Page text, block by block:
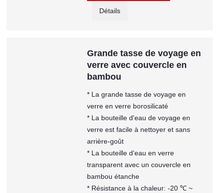
Détails
Grande tasse de voyage en
verre avec couvercle en
bambou
* La grande tasse de voyage en
verre en verre borosilicaté
* La bouteille d'eau de voyage en
verre est facile à nettoyer et sans
arrière-goût
* La bouteille d'eau en verre
transparent avec un couvercle en
bambou étanche
* Résistance à la chaleur: -20 ℃ ~